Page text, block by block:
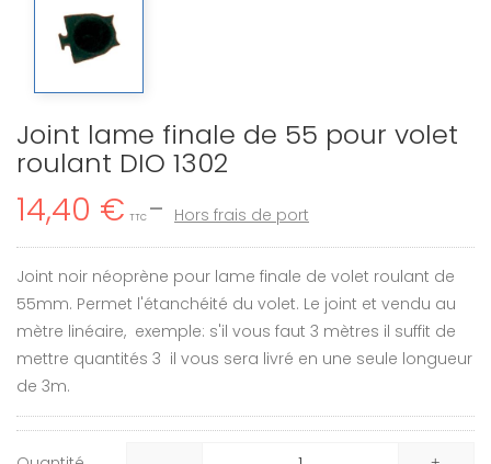
Joint lame finale de 55 pour volet
roulant DIO 1302
14,40 € TTC Hors frais de port
Joint noir néoprène pour lame finale de volet roulant de
55mm. Permet l'étanchéité du volet. Le joint et vendu au
mètre linéaire, exemple: s'il vous faut 3 mètres il suffit de
mettre quantités 3 il vous sera livré en une seule longueur
de 3m.